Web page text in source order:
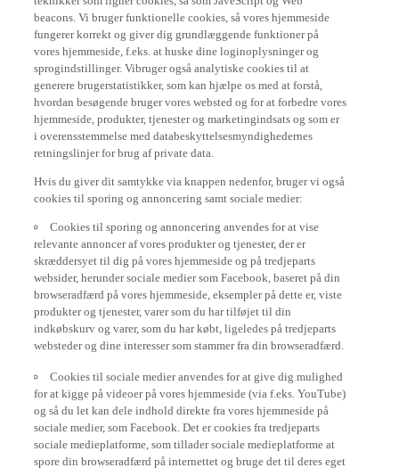
beacons. Vi bruger funktionelle cookies, så vores hjemmeside
fungerer korrekt og giver dig grundlæggende funktioner på
vores hjemmeside, f.eks. at huske dine loginoplysninger og
sprogindstillinger. Vibruger også analytiske cookies til at
generere brugerstatistikker, som kan hjælpe os med at forstå,
hvordan besøgende bruger vores websted og for at forbedre vores
hjemmeside, produkter, tjenester og marketingindsats og som er
i overensstemmelse med databeskyttelsesmyndighedernes
retningslinjer for brug af private data.
cookies til sporing og annoncering samt sociale medier:
relevante annoncer af vores produkter og tjenester, der er
skræddersyet til dig på vores hjemmeside og på tredjeparts
websider, herunder sociale medier som Facebook, baseret på din
browseradfærd på vores hjemmeside, eksempler på dette er, viste
produkter og tjenester, varer som du har tilføjet til din
indkøbskurv og varer, som du har købt, ligeledes på tredjeparts
websteder og dine interesser som stammer fra din browseradfærd.
for at kigge på videoer på vores hjemmeside (via f.eks. YouTube)
og så du let kan dele indhold direkte fra vores hjemmeside på
sociale medier, som Facebook. Det er cookies fra tredjeparts
sociale medieplatforme, som tillader sociale medieplatforme at
spore din browseradfærd på internettet og bruge det til deres eget